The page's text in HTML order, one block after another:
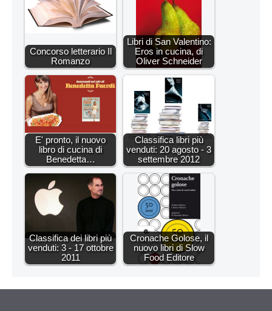
Concorso letterario Il
Romanzo
Libri di San Valentino:
Eros in cucina, di
Oliver Schneider
E' pronto, il nuovo
libro di cucina di
Benedetta…
Classifica libri più
venduti: 20 agosto - 3
settembre 2012
Classifica dei libri più
venduti: 3 - 17 ottobre
2011
Cronache Golose, il
nuovo libri di Slow
Food Editore